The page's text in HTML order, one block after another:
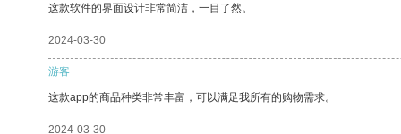
这款软件的界面设计非常简洁，一目了然。
2024-03-30
游客
这款app的商品种类非常丰富，可以满足我所有的购物需求。
2024-03-30